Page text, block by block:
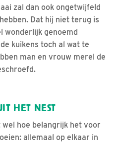
zal dan ook ongetwijfeld
Dat hij niet terug is
wonderlijk genoemd
kuikens toch al wat te
man en vrouw merel de
HET NEST
hoe belangrijk het voor
allemaal op elkaar in